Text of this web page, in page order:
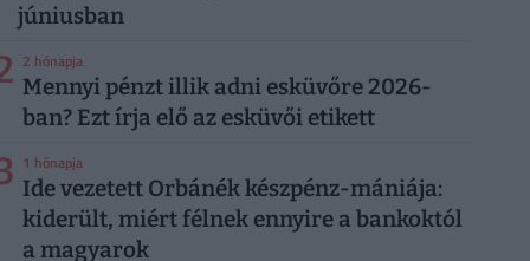
júniusban
2 hónapja
Mennyi pénzt illik adni esküvőre 2026-
ban? Ezt írja elő az esküvői etikett
1 hónapja
Ide vezetett Orbánék készpénz-mániája:
kiderült, miért félnek ennyire a bankoktól
a magyarok